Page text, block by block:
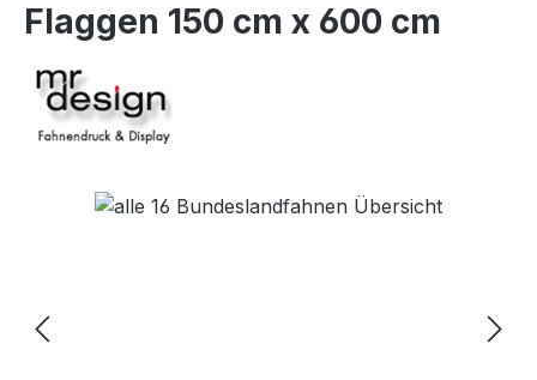
Flaggen 150 cm x 600 cm
Bildergalerie überspringen